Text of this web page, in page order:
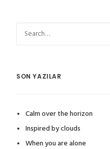
SON YAZILAR
Calm over the horizon
Inspired by clouds
When you are alone